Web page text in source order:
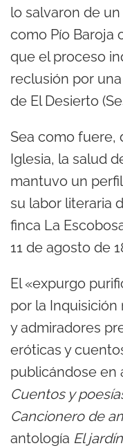
lo salvaron de
como Pío Baroja
que el proceso
reclusión por
de El Desierto
Sea como fuere,
Iglesia, la salud
mantuvo un
su labor literaria
finca La
11 de agosto de
El «expurgo
por la Inquisición
y admiradores
eróticas y
publicándose en
Cuentos y
Cancionero de
antología El